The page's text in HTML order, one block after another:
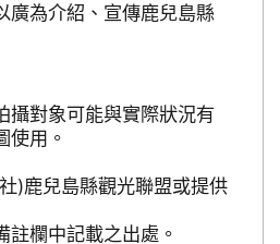
廣為介紹、宣傳鹿兒島縣
攝對象可能與實際狀況有
使用。
)鹿兒島縣觀光聯盟或提供
註欄中記載之出處。